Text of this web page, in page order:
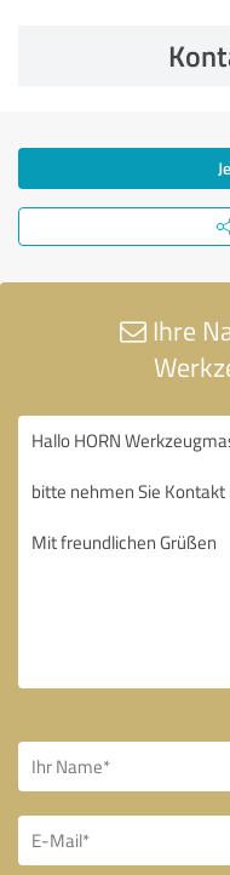
Ihre